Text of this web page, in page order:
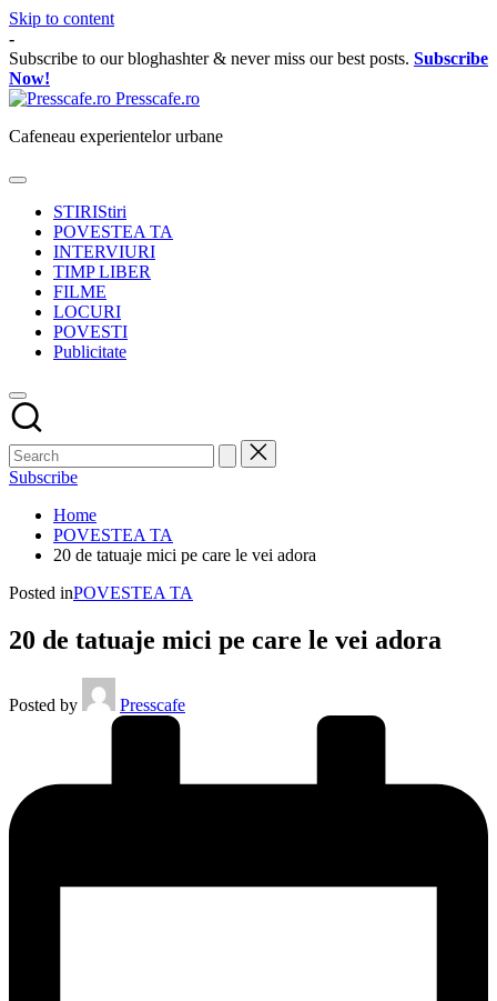
Skip to content
-
Subscribe to our bloghashter & never miss our best posts. Subscribe
Now!
Presscafe.ro
Cafeneau experientelor urbane
STIRIStiri
POVESTEA TA
INTERVIURI
TIMP LIBER
FILME
LOCURI
POVESTI
Publicitate
Subscribe
Home
POVESTEA TA
20 de tatuaje mici pe care le vei adora
Posted inPOVESTEA TA
20 de tatuaje mici pe care le vei adora
Posted by Presscafe